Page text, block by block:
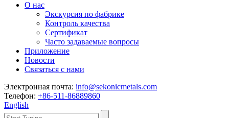
О нас
Экскурсия по фабрике
Контроль качества
Сертификат
Часто задаваемые вопросы
Приложение
Новости
Связаться с нами
Электронная почта: info@sekonicmetals.com
Телефон: +86-511-86889860
English